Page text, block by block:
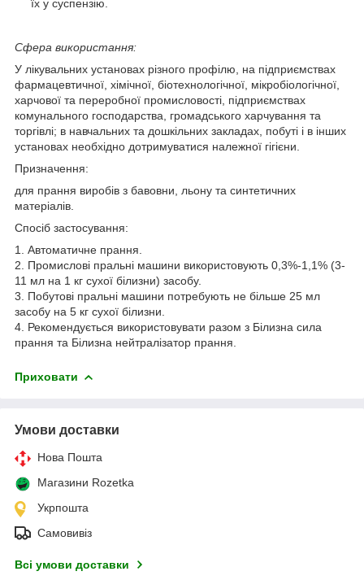
їх у суспензію.
Сфера використання:
У лікувальних установах різного профілю, на підприємствах
фармацевтичної, хімічної, біотехнологічної, мікробіологічної,
харчової та переробної промисловості, підприємствах
комунального господарства, громадського харчування та
торгівлі; в навчальних та дошкільних закладах, побуті і в інших
установах необхідно дотримуватися належної гігієни.
Призначення:
для прання виробів з бавовни, льону та синтетичних
матеріалів.
Спосіб застосування:
1. Автоматичне прання.
2. Промислові пральні машини використовують 0,3%-1,1% (3-
11 мл на 1 кг сухої білизни) засобу.
3. Побутові пральні машини потребують не більше 25 мл
засобу на 5 кг сухої білизни.
4. Рекомендується використовувати разом з Білизна сила
прання та Білизна нейтралізатор прання.
Приховати
Умови доставки
Нова Пошта
Магазини Rozetka
Укрпошта
Самовивіз
Всі умови доставки